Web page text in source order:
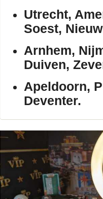
Utrecht,
Soest,
Arnhem,
Duiven,
Apeldoorn,
Deventer.